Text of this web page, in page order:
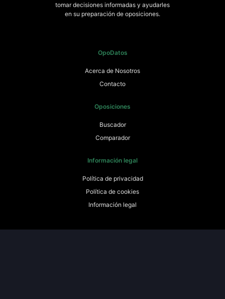
tomar decisiones informadas y ayudarles
en su preparación de oposiciones.
OpoDatos
Acerca de Nosotros
Contacto
Oposiciones
Buscador
Comparador
Información legal
Política de privacidad
Política de cookies
Información legal